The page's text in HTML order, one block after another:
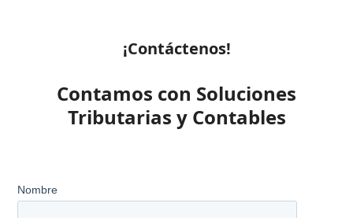
¡Contáctenos!
Contamos con Soluciones
Tributarias y Contables